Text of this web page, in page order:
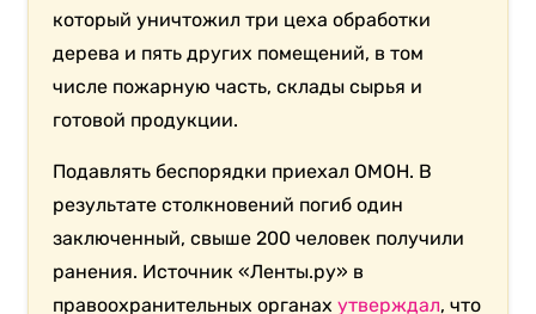
который уничтожил три цеха обработки
дерева и пять других помещений, в том
числе пожарную часть, склады сырья и
готовой продукции.
Подавлять беспорядки приехал ОМОН. В
результате столкновений погиб один
заключенный, свыше 200 человек получили
ранения. Источник «Ленты.ру» в
правоохранительных органахутверждал, что